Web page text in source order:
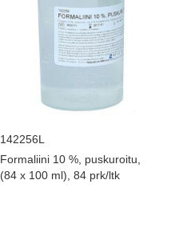
142256L
Formaliini 10 %, puskuroitu,
(84 x 100 ml), 84 prk/ltk